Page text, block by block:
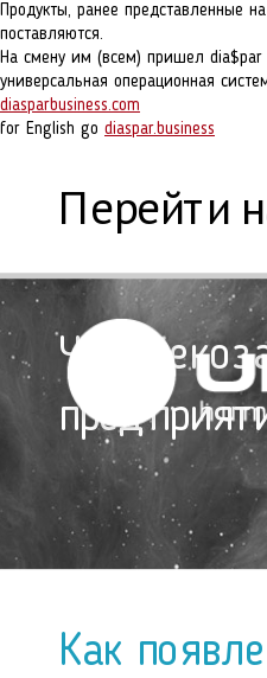
Продукты, ранее представленные
поставляются.
На смену им (всем) пришел
универсальная операционная
diasparbusiness.com
for English go diaspar.business
Перейти
Как